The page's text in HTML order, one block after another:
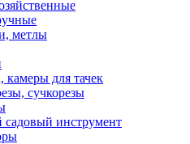
метлы
камеры для тачек
сучкорезы
инструмент